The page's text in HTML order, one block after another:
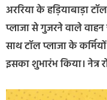
अररिया के हड़ियाबाड़ा
प्लाजा से गुजरने वाले
साथ टॉल प्लाजा के
इसका शुभारंभ किया। नेत्र